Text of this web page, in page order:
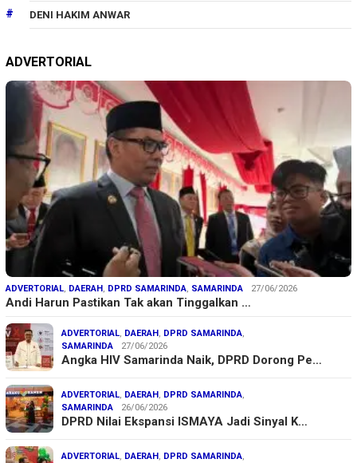
DENI HAKIM ANWAR
ADVERTORIAL
ADVERTORIAL, DAERAH , DPRD SAMARINDA, SAMARINDA 27/06/2026
Andi Harun Pastikan Tak akan Tinggalkan …
ADVERTORIAL, DAERAH , DPRD SAMARINDA,
SAMARINDA
27/06/2026
Angka HIV Samarinda Naik, DPRD Dorong Pe…
ADVERTORIAL, DAERAH , DPRD SAMARINDA,
SAMARINDA
26/06/2026
DPRD Nilai Ekspansi ISMAYA Jadi Sinyal K…
ADVERTORIAL, DAERAH , DPRD SAMARINDA,